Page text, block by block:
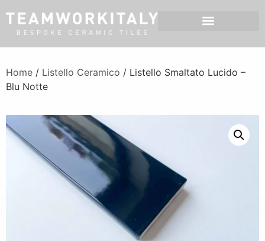
Home / Listello Ceramico / Listello Smaltato Lucido –
Blu Notte